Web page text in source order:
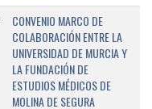
CONVENIO MARCO DE
COLABORACIÓN ENTRE LA
UNIVERSIDAD DE MURCIA Y
LA FUNDACIÓN DE
ESTUDIOS MÉDICOS DE
MOLINA DE SEGURA